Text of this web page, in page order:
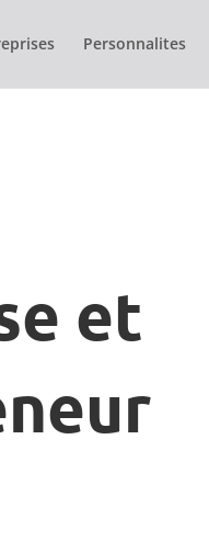
Personnalites
et